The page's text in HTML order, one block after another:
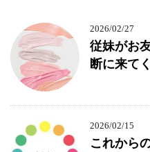
2026/02/27
従妹がお
断に来て
2026/02/15
これから